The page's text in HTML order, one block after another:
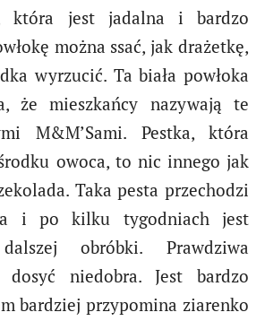
która jest jadalna i bardzo
można ssać, jak drażetkę,
wyrzucić. Ta biała powłoka
że mieszkańcy nazywają te
M&M’Sami. Pestka, która
owoca, to nic innego jak
Taka pesta przechodzi
i po kilku tygodniach jest
obróbki. Prawdziwa
dosyć niedobra. Jest bardzo
bardziej przypomina ziarenko